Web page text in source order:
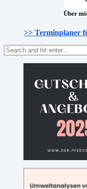
Über
>> Terminplaner